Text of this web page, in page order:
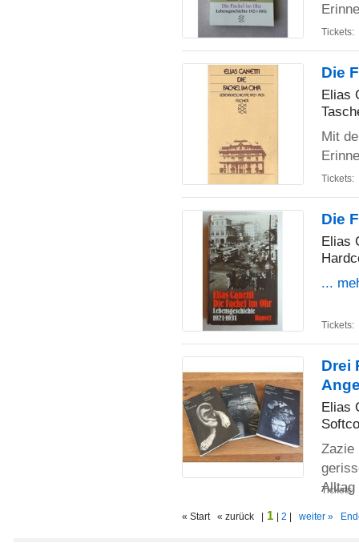
Tickets:
Die
Elias
Mit
Tickets:
Die
Elias
...
Tickets:
Drei
Elias
Zazie
Alltag
Tickets:
« Start « zurück | 1 2 weiter »